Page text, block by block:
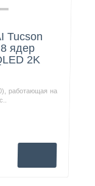
Tucson
ядер
2K
работающая на